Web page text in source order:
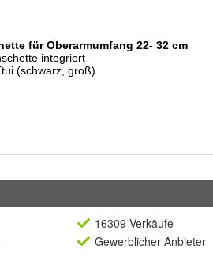
16309 Verkäufe
Gewerblicher Anbieter